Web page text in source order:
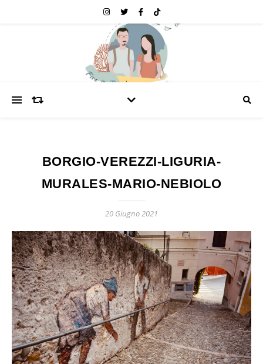
BORGIO-VEREZZI-LIGURIA-
MURALES-MARIO-NEBIOLO
20 Giugno 2021